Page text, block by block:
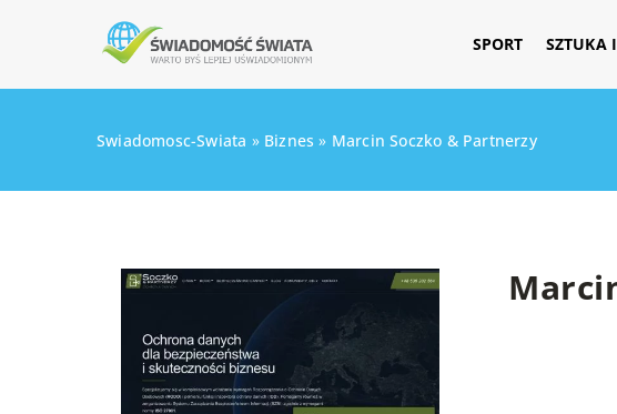
SPORT SZTUKA
Swiadomosc-Swiata » Biznes » Marcin Soczko & Partnerzy